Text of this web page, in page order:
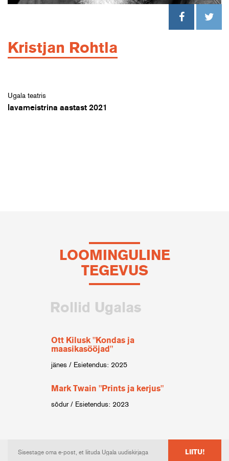
Kristjan Rohtla
Ugala teatris
lavameistrina aastast 2021
LOOMINGULINE
TEGEVUS
Rollid Ugalas
Ott Kilusk "Kondas ja
maasikasööjad"
jänes / Esietendus: 2025
Mark Twain "Prints ja kerjus"
sõdur / Esietendus: 2023
LIITU!